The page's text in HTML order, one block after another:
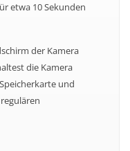
etwa 10 Sekunden
der Kamera
die Kamera
und